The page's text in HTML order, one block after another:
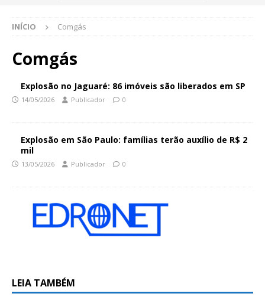
INÍCIO Comgás
Comgás
Explosão no Jaguaré: 86 imóveis são liberados em SP
14/05/2026 Publicador 0
Explosão em São Paulo: famílias terão auxílio de R$ 2
mil
13/05/2026 Publicador 0
LEIA TAMBÉM